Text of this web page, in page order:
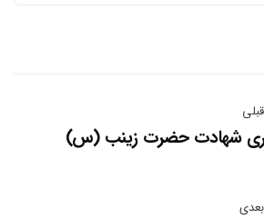
شهادت حضرت زینب (س)